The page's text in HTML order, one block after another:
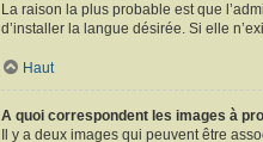
La raison la plus probable est que
d’installer la langue désirée. Si elle
Haut
A quoi correspondent les images à
Il y a deux images qui peuvent être